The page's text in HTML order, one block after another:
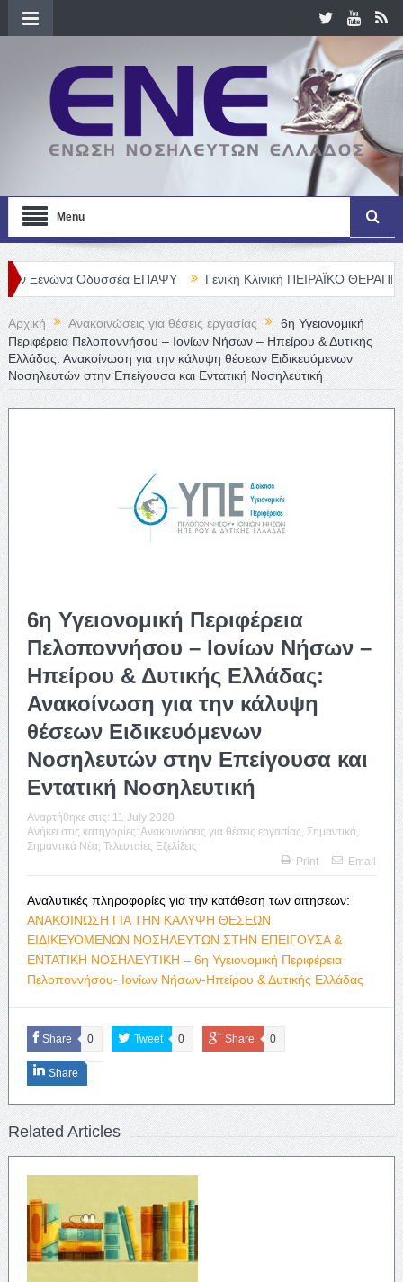
Menu
Οδυσσέα ΕΠΑΨΥ Γενική Κλινική ΠΕΙΡΑΪΚΟ ΘΕΡΑΠΕΥΤΗΡΙΟ
Αρχική Ανακοινώσεις για θέσεις εργασίας
6η Υγειονομική
Περιφέρεια Πελοποννήσου – Ιονίων Νήσων – Ηπείρου & Δυτικής
Ελλάδας: Ανακοίνωση για την κάλυψη θέσεων Ειδικευόμενων
Νοσηλευτών στην Επείγουσα και Εντατική Νοσηλευτική
6η Υγειονομική Περιφέρεια
Πελοποννήσου – Ιονίων Νήσων –
Ηπείρου & Δυτικής Ελλάδας:
Ανακοίνωση για την κάλυψη
θέσεων Ειδικευόμενων
Νοσηλευτών στην Επείγουσα και
Εντατική Νοσηλευτική
Αναρτήθηκε στις: 11 July 2020
Ανήκει στις κατηγορίες: Ανακοινώσεις για θέσεις εργασίας Σημαντικά
Σημαντικά Νέα Τελευταίες Εξελίξεις
Print
Email
Αναλυτικές πληροφορίες για την κατάθεση των αιτησεων:
ΑΝΑΚΟΙΝΩΣΗ ΓΙΑ ΤΗΝ ΚΑΛΥΨΗ ΘΕΣΕΩΝ
ΕΙΔΙΚΕΥΟΜΕΝΩΝ ΝΟΣΗΛΕΥΤΩΝ ΣΤΗΝ ΕΠΕΙΓΟΥΣΑ &
ΕΝΤΑΤΙΚΗ ΝΟΣΗΛΕΥΤΙΚΗ – 6η Υγειονομική Περιφέρεια
Πελοποννήσου- Ιονίων Νήσων-Ηπείρου & Δυτικής Ελλάδας
Share 0 Tweet 0 Share 0
Share
Related Articles